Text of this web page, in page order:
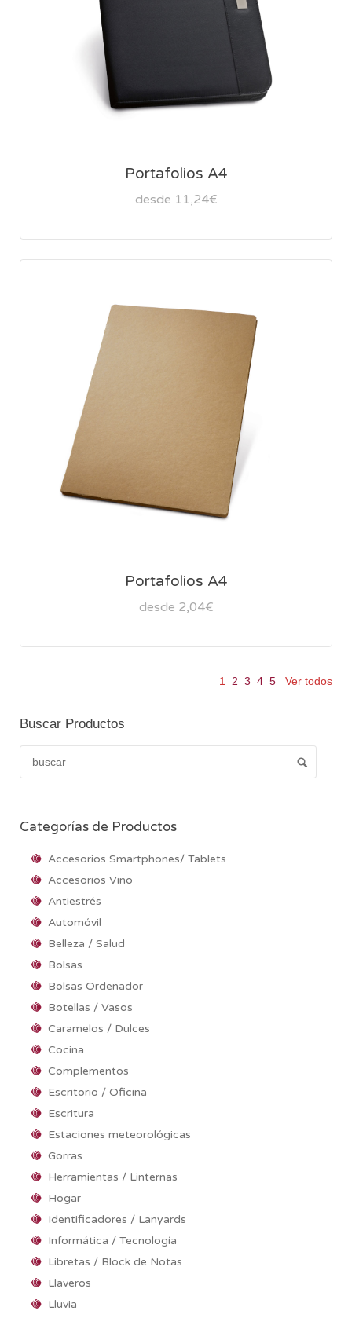
Portafolios A4
desde 11,24€
Portafolios A4
desde 2,04€
1 2 3 4 5 Ver todos
Buscar Productos
Categorías de Productos
Accesorios Smartphones/ Tablets
Accesorios Vino
Antiestrés
Automóvil
Belleza / Salud
Bolsas
Bolsas Ordenador
Botellas / Vasos
Caramelos / Dulces
Cocina
Complementos
Escritorio / Oficina
Escritura
Estaciones meteorológicas
Gorras
Herramientas / Linternas
Hogar
Identificadores / Lanyards
Informática / Tecnología
Libretas / Block de Notas
Llaveros
Lluvia